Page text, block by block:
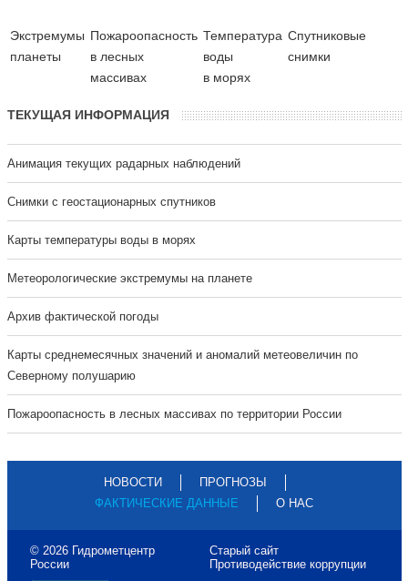
Экстремумы
планеты
Пожароопасность
в лесных
массивах
Температура
воды
в морях
Cпутниковые
снимки
ТЕКУЩАЯ ИНФОРМАЦИЯ
Анимация текущих радарных наблюдений
Cнимки с геостационарных спутников
Карты температуры воды в морях
Метеорологические экстремумы на планете
Архив фактической погоды
Карты среднемесячных значений и аномалий метеовеличин по
Северному полушарию
Пожароопасность в лесных массивах по территории России
НОВОСТИ
ПРОГНОЗЫ
ФАКТИЧЕСКИЕ ДАННЫЕ
О НАС
© 2026 Гидрометцентр
России
Старый сайт
Противодействие коррупции